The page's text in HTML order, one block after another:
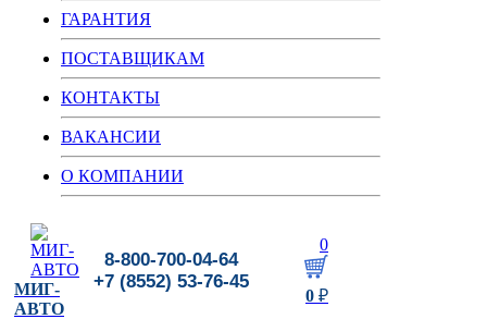
ГАРАНТИЯ
ПОСТАВЩИКАМ
КОНТАКТЫ
ВАКАНСИИ
О КОМПАНИИ
МИГ-
АВТО
8-800-700-04-64
+7 (8552) 53-76-45
0
0 ₽